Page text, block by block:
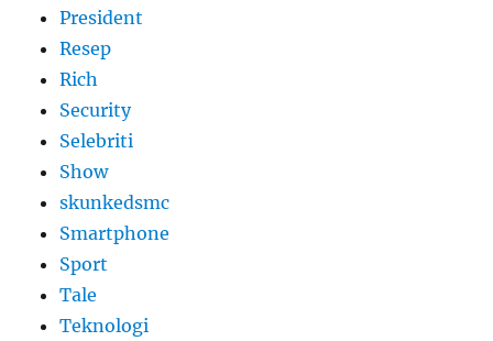
President
Resep
Rich
Security
Selebriti
Show
skunkedsmc
Smartphone
Sport
Tale
Teknologi